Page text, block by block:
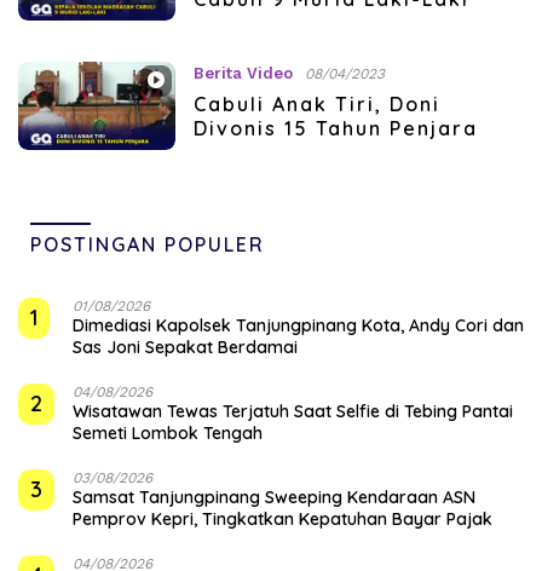
Berita Video 08/04/2023
Cabuli Anak Tiri, Doni
Divonis 15 Tahun Penjara
POSTINGAN POPULER
1 01/08/2026
Dimediasi Kapolsek Tanjungpinang Kota, Andy Cori dan
Sas Joni Sepakat Berdamai
2 04/08/2026
Wisatawan Tewas Terjatuh Saat Selfie di Tebing Pantai
Semeti Lombok Tengah
3 03/08/2026
Samsat Tanjungpinang Sweeping Kendaraan ASN
Pemprov Kepri, Tingkatkan Kepatuhan Bayar Pajak
04/08/2026